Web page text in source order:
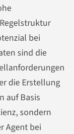
bei
sind die
die Erstellung
auf Basis
sondern
Agent bei